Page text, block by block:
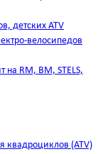
детских ATV
велосипедов
на RM, BM, STELS,
квадроциклов (АТV)